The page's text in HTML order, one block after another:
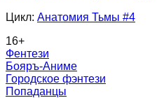
Цикл: Анатомия Тьмы #4
16+
Фентези
Бояръ-Аниме
Городское фэнтези
Попаданцы